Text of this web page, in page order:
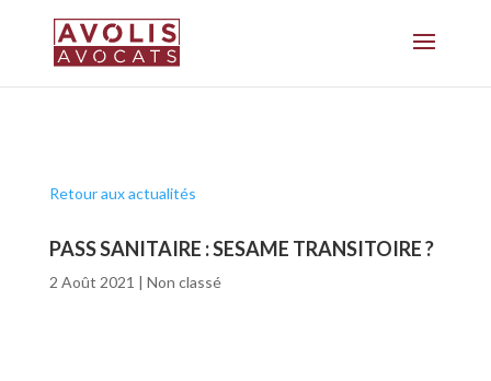
Retour aux actualités
PASS SANITAIRE : SESAME TRANSITOIRE ?
2 Août 2021 | Non classé